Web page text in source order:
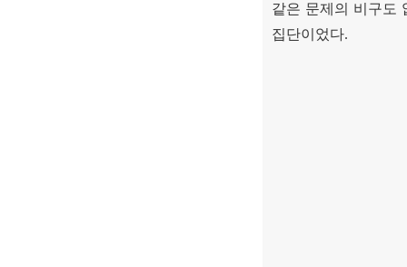
같은 문제의 비구도
집단이었다.